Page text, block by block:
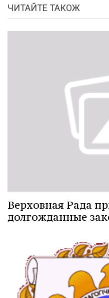
ЧИТАЙТЕ ТАКОЖ
Верховная Рада
долгожданные